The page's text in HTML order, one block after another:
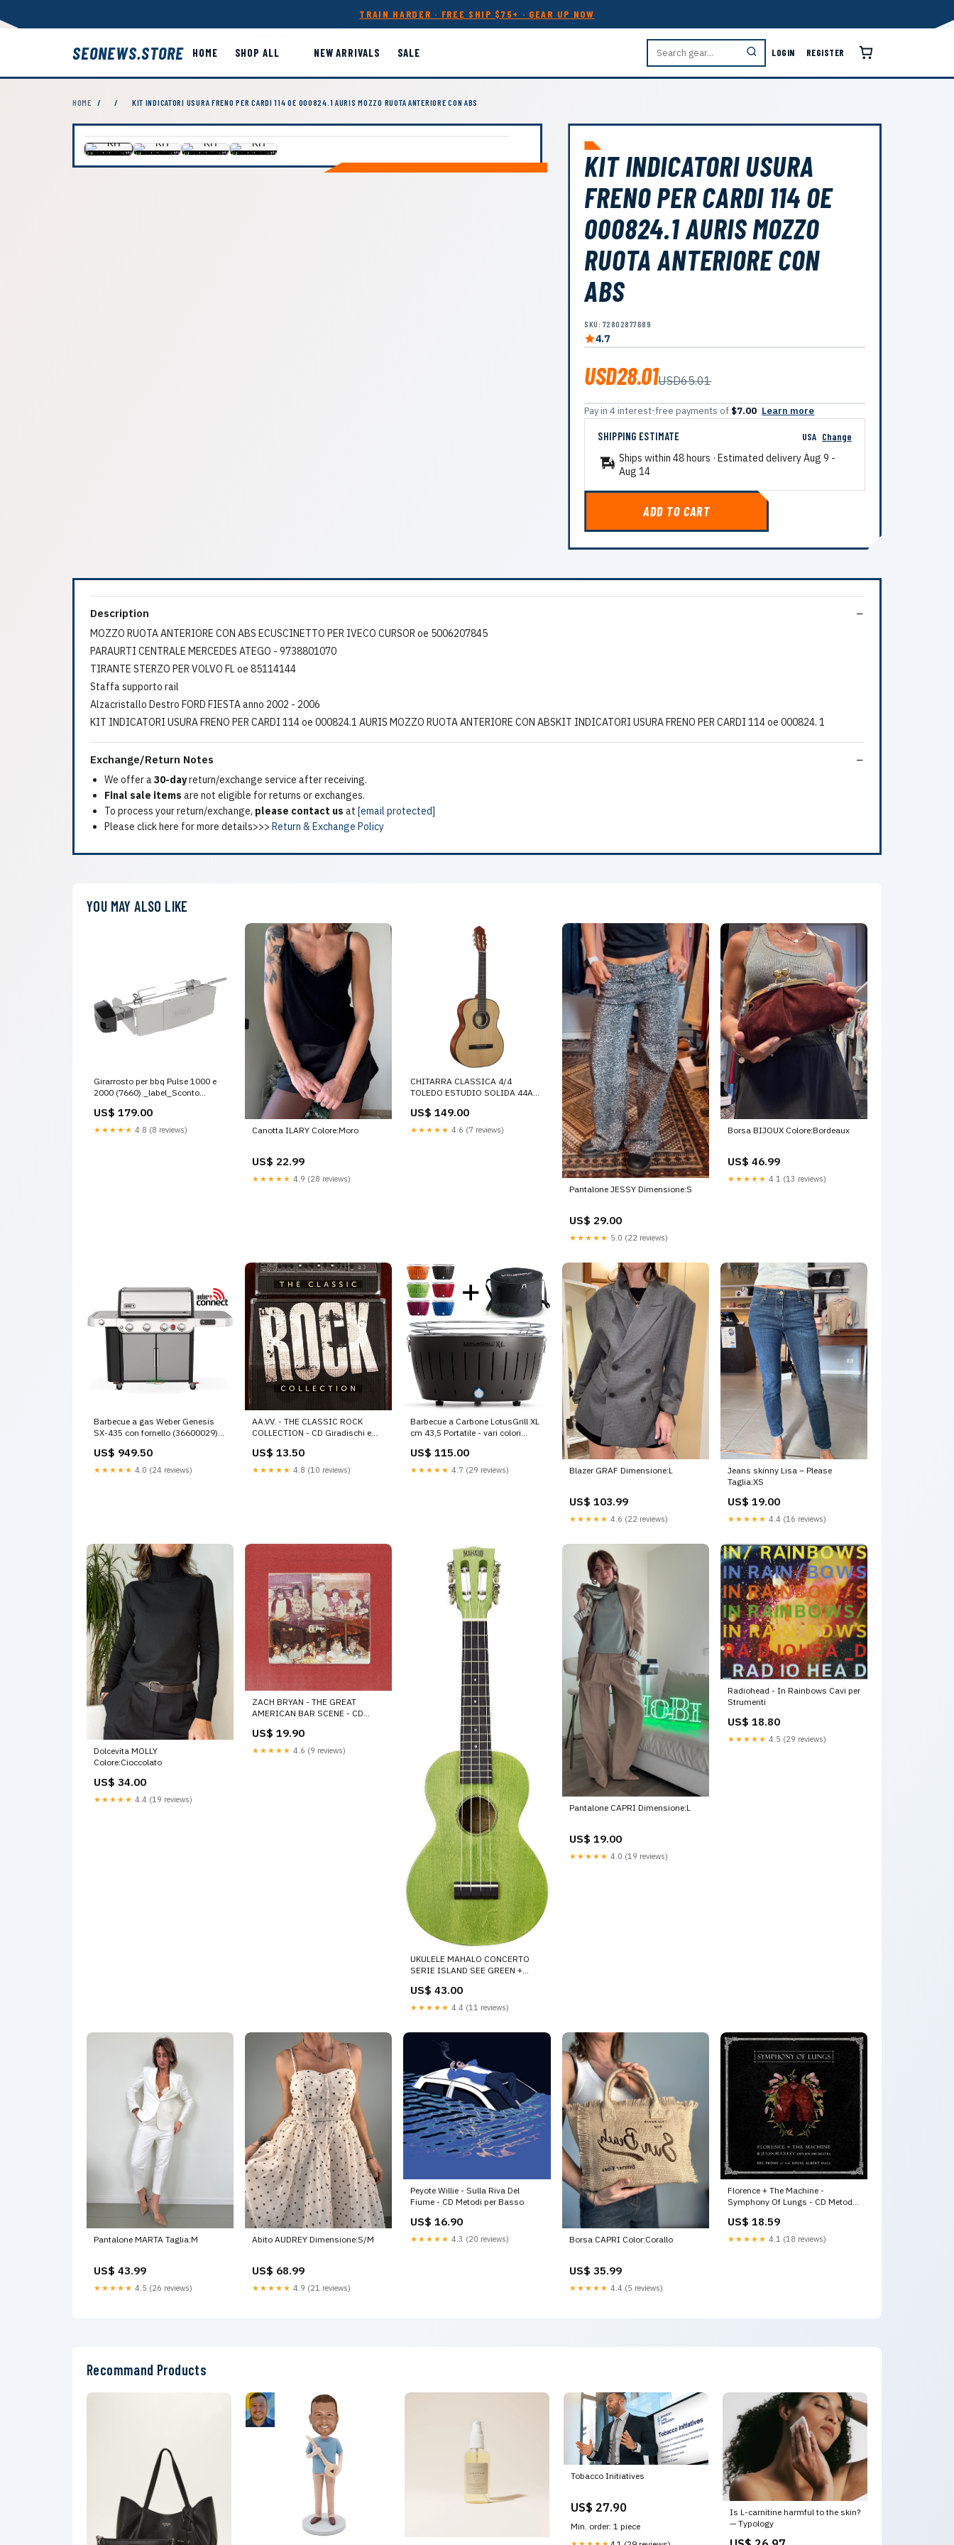
TRAIN HARDER · FREE SHIP $75+ · GEAR UP NOW
SEONEWS.STORE HOME SHOP ALL NEW ARRIVALS SALE LOGIN REGISTER
HOME / / KIT INDICATORI USURA FRENO PER CARDI 114 OE 000824.1 AURIS MOZZO RUOTA ANTERIORE CON ABS
KIT INDICATORI USURA
FRENO PER CARDI 114 OE
000824.1 AURIS MOZZO
RUOTA ANTERIORE CON
ABS
SKU: 72802877689
4.7
USD28.01USD65.01
Pay in 4 interest-free payments of $7.00 Learn more
SHIPPING ESTIMATE USA Change
Ships within 48 hours · Estimated deliveryAug 9 -
Aug 14
ADD TO CART
Description
MOZZO RUOTA ANTERIORE CON ABS ECUSCINETTO PER IVECO CURSOR oe 5006207845
PARAURTI CENTRALE MERCEDES ATEGO - 9738801070
TIRANTE STERZO PER VOLVO FL oe 85114144
Staffa supporto rail
Alzacristallo Destro FORD FIESTA anno 2002 - 2006
KIT INDICATORI USURA FRENO PER CARDI 114 oe 000824.1 AURIS MOZZO RUOTA ANTERIORE CON ABSKIT INDICATORI USURA FRENO PER CARDI 114 oe 000824. 1
Exchange/Return Notes
We offer a30-dayreturn/exchange service after receiving.
Final sale items are not eligible for returns or exchanges.
To process your return/exchange, please contact us at [email protected]
Please click here for more details>>> Return & Exchange Policy
YOU MAY ALSO LIKE
Girarrosto per bbq Pulse 1000 e
2000 (7660) _label_Sconto
US$ 179.00
★★★★★ 4.8 (8 reviews) Canotta ILARY Colore:Moro
US$ 22.99
★★★★★ 4.9 (28 reviews)
CHITARRA CLASSICA 4/4
TOLEDO ESTUDIO SOLIDA 44AG
US$ 149.00
★★★★★ 4.6 (7 reviews)
Pantalone JESSY Dimensione:S
US$ 29.00
★★★★★ 5.0 (22 reviews)
Borsa BIJOUX Colore:Bordeaux
US$ 46.99
★★★★★ 4.1 (13 reviews)
Barbecue a gas Weber Genesis
SX-435 con fornello (36600029)
US$ 949.50
★★★★★ 4.0 (24 reviews)
AA.VV. - THE CLASSIC ROCK
COLLECTION - CD Giradischi e
US$ 13.50
★★★★★ 4.8 (10 reviews)
Barbecue a Carbone LotusGrill XL
cm 43,5 Portatile - vari colori
US$ 115.00
★★★★★ 4.7 (29 reviews) Blazer GRAF Dimensione:L
US$ 103.99
★★★★★ 4.6 (22 reviews)
Jeans skinny Lisa – Please
Taglia:XS
US$ 19.00
★★★★★ 4.4 (16 reviews)
Dolcevita MOLLY
Colore:Cioccolato
US$ 34.00
★★★★★ 4.4 (19 reviews)
ZACH BRYAN - THE GREAT
AMERICAN BAR SCENE - CD
US$ 19.90
★★★★★ 4.6 (9 reviews)
UKULELE MAHALO CONCERTO
SERIE ISLAND SEE GREEN +
US$ 43.00
★★★★★ 4.4 (11 reviews)
Pantalone CAPRI Dimensione:L
US$ 19.00
★★★★★ 4.0 (19 reviews)
Radiohead - In Rainbows Cavi per
Strumenti
US$ 18.80
★★★★★ 4.5 (29 reviews)
Pantalone MARTA Taglia:M
US$ 43.99
★★★★★ 4.5 (26 reviews)
Abito AUDREY Dimensione:S/M
US$ 68.99
★★★★★ 4.9 (21 reviews)
Peyote Willie - Sulla Riva Del
Fiume - CD Metodi per Basso
US$ 16.90
★★★★★ 4.3 (20 reviews) Borsa CAPRI Color:Corallo
US$ 35.99
★★★★★ 4.4 (5 reviews)
Florence + The Machine -
Symphony Of Lungs - CD Metodi
US$ 18.59
★★★★★ 4.1 (18 reviews)
Recommand Products
Tobacco Initiatives
US$ 27.90
Min. order: 1 piece
Is L-carnitine harmful to the skin?
— Typology